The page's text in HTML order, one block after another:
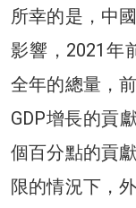
所幸的是，中
影響，2021年
全年的總量，
GDP增長的貢
個百分點的貢
限的情況下，